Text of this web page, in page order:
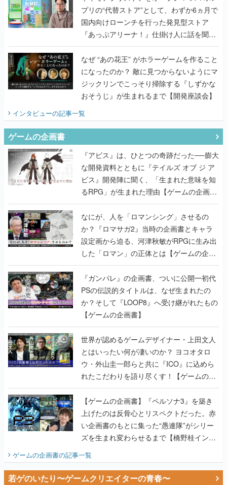
プリの“代替ストア”として、わずか6ヵ月で
国内向けローンチを行った発見型ストア
『あっぷアリーナ！』仕掛け人に話を聞い
てみた
なぜ “あの花王” がホラーゲームを作ること
になったのか？ 敵に見つからないようにマ
ジックリンでこっそり掃除する『しずかな
おそうじ』が生まれるまで【開発座談会】
インタビューの記事一覧
ゲームの企画書
『アビス』は、ひとつの奇跡だった──膨大
な開発資料とともに『テイルズ オブ ジ ア
ビス』開発陣に聞く、「生まれた意味を知
るRPG」が生まれた理由【ゲームの企画
書】
なにが、人を「ロマンシング」させるの
か？『ロマサガ2』当時の企画書とキャラ
設定画から迫る、河津秋敏がRPGに生み出
した「ロマン」の正体とは【ゲームの企画
書】
『ガンパレ』の企画書、ついに公開━初代
PSの伝説的タイトルは、なぜ生まれたの
か？そして『LOOP8』へ受け継がれたもの
【ゲームの企画書】
世界が認めるゲームデザイナー・上田文人
とはいったい何が凄いのか？ ヨコオタロ
ウ・外山圭一郎らと共に『ICO』に込めら
れたこだわりを語り尽くす！【ゲームの企
画書】
【ゲームの企画書】『ペルソナ3』を築き
上げたのは反骨心とリスペクトだった。赤
い企画書のもとに集った“愚連隊”がシリー
ズを生まれ変わらせるまで【橋野桂インタ
ビュー】
ゲームの企画書の記事一覧
若ゲのいたり〜ゲームクリエイターの青春〜